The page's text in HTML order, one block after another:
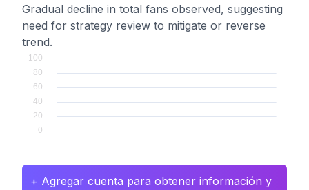
Gradual decline in total fans observed, suggesting
need for strategy review to mitigate or reverse
trend.
+ Agregar cuenta para obtener información y